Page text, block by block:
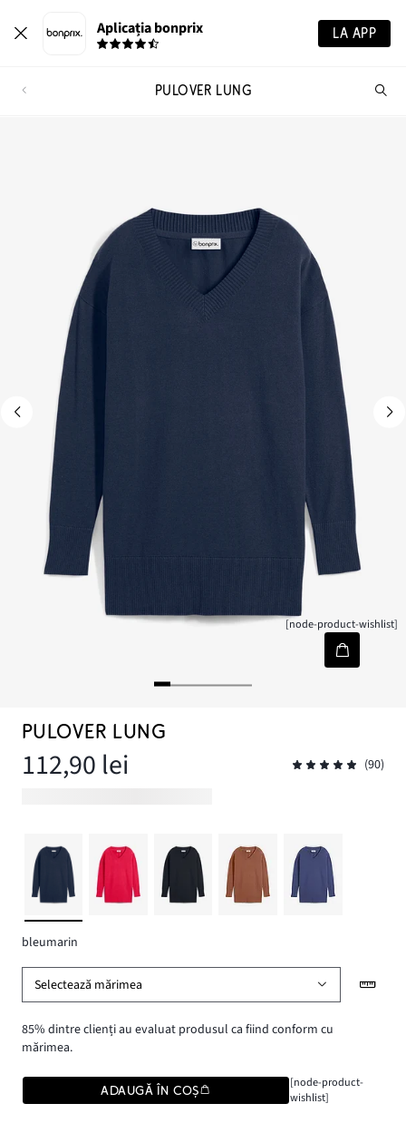
Aplicația bonprix LA APP
PULOVER LUNG
[node-product-wishlist]
PULOVER LUNG
112,90 lei (90)
bleumarin
Selectează mărimea
85% dintre clienți au evaluat produsul ca fiind conform cu
mărimea.
ADAUGĂ ÎN COȘ
[node-product-
wishlist]